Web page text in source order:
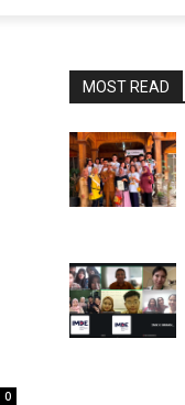
0
MOST READ